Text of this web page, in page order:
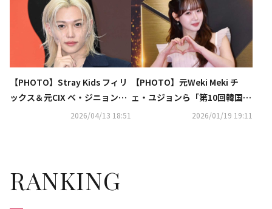
【PHOTO】Stray Kids フィリ
ックス＆元CIX ベ・ジニョン
ら、ロッテ七星飲料のイベント
2026/04/13 18:51
【PHOTO】元Weki Meki チ
ェ・ユジョンら「第10回韓国ミ
ュージカルアワーズ」レッドカ
2026/01/19 19:11
RANKING